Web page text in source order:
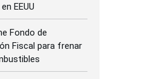
EEUU
Fondo de
Fiscal para frenar